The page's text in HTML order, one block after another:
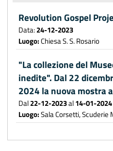
Revolution Gospel
Data:24-12-2023
Luogo:Chiesa S. S. Rosario
"La collezione del
inedite". Dal 22
2024 la nuova mostra
Dal22-12-2023al14-01-2024
Luogo:Sala Corsetti, Scuderie